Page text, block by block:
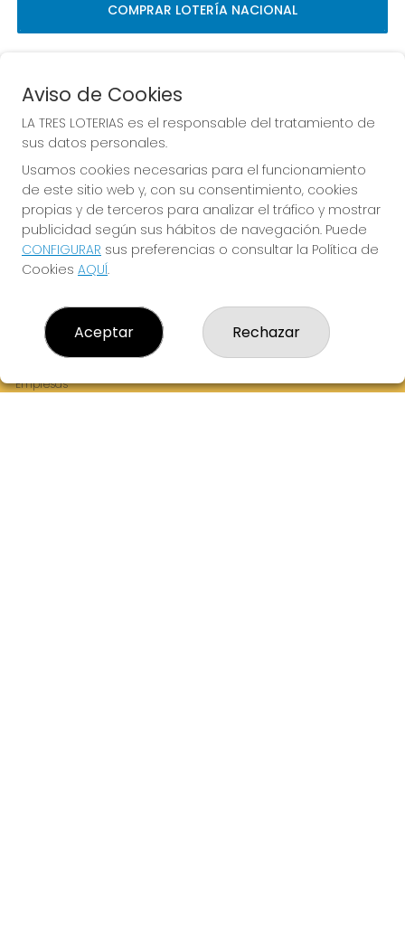
COMPRAR LOTERÍA NACIONAL
¡La Tres Loterias te desea Mucha Suerte!
¿Quiénes somos?
Comprar lotería
Resultados
Empresas
Aviso de Cookies
LA TRES LOTERIAS es el responsable del tratamiento de
sus datos personales.
Usamos cookies necesarias para el funcionamiento
de este sitio web y, con su consentimiento, cookies
propias y de terceros para analizar el tráfico y mostrar
publicidad según sus hábitos de navegación. Puede
CONFIGURAR sus preferencias o consultar la Política de
Cookies AQUÍ.
Aceptar Rechazar